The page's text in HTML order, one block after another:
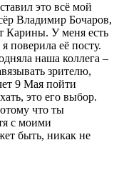
это всё мой
Владимир Бочаров,
Карины. У меня есть
поверила её посту.
наша коллега –
зрителю,
9 Мая пойти
это его выбор.
что ты
с моими
быть, никак не